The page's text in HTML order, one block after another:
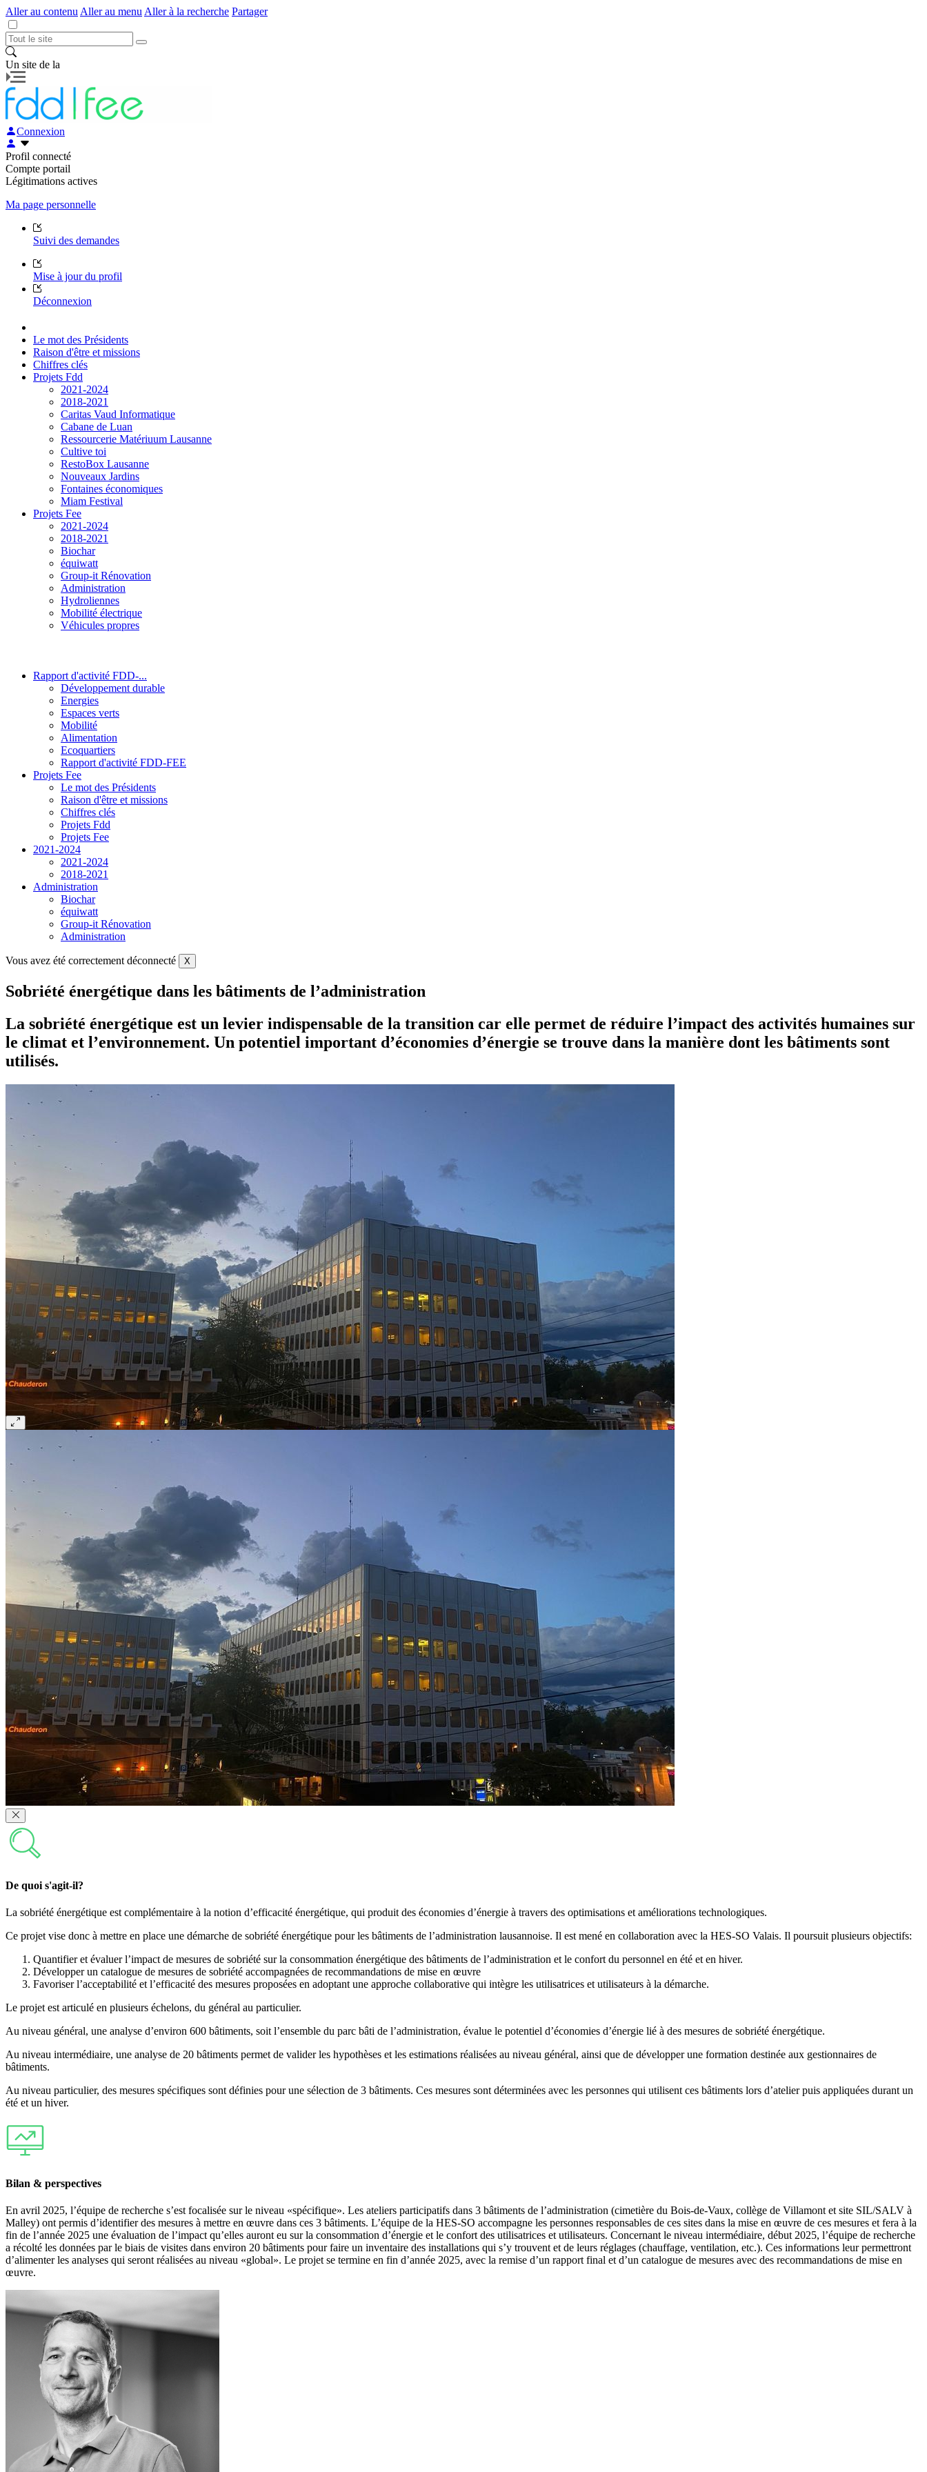
Aller au contenu Aller au menu Aller à la recherche Partager
Un site de la
Connexion
Profil connecté
Compte portail
Légitimations actives
Ma page personnelle
Suivi des demandes
Mise à jour du profil
Déconnexion
Le mot des Présidents
Raison d'être et missions
Chiffres clés
Projets Fdd
2021-2024
2018-2021
Caritas Vaud Informatique
Cabane de Luan
Ressourcerie Matériuum Lausanne
Cultive toi
RestoBox Lausanne
Nouveaux Jardins
Fontaines économiques
Miam Festival
Projets Fee
2021-2024
2018-2021
Biochar
équiwatt
Group-it Rénovation
Administration
Hydroliennes
Mobilité électrique
Véhicules propres
Rapport d'activité FDD-...
Développement durable
Energies
Espaces verts
Mobilité
Alimentation
Ecoquartiers
Rapport d'activité FDD-FEE
Projets Fee
Le mot des Présidents
Raison d'être et missions
Chiffres clés
Projets Fdd
Projets Fee
2021-2024
2021-2024
2018-2021
Administration
Biochar
équiwatt
Group-it Rénovation
Administration
Vous avez été correctement déconnecté X
Sobriété énergétique dans les bâtiments de l’administration
La sobriété énergétique est un levier indispensable de la transition car elle permet de réduire l’impact des activités humaines sur
le climat et l’environnement. Un potentiel important d’économies d’énergie se trouve dans la manière dont les bâtiments sont
utilisés.
De quoi s'agit-il?
La sobriété énergétique est complémentaire à la notion d’efficacité énergétique, qui produit des économies d’énergie à travers des optimisations et améliorations technologiques.
Ce projet vise donc à mettre en place une démarche de sobriété énergétique pour les bâtiments de l’administration lausannoise. Il est mené en collaboration avec la HES-SO Valais. Il poursuit plusieurs objectifs:
Quantifier et évaluer l’impact de mesures de sobriété sur la consommation énergétique des bâtiments de l’administration et le confort du personnel en été et en hiver.
Développer un catalogue de mesures de sobriété accompagnées de recommandations de mise en œuvre
Favoriser l’acceptabilité et l’efficacité des mesures proposées en adoptant une approche collaborative qui intègre les utilisatrices et utilisateurs à la démarche.
Le projet est articulé en plusieurs échelons, du général au particulier.
Au niveau général, une analyse d’environ 600 bâtiments, soit l’ensemble du parc bâti de l’administration, évalue le potentiel d’économies d’énergie lié à des mesures de sobriété énergétique.
Au niveau intermédiaire, une analyse de 20 bâtiments permet de valider les hypothèses et les estimations réalisées au niveau général, ainsi que de développer une formation destinée aux gestionnaires de
bâtiments.
Au niveau particulier, des mesures spécifiques sont définies pour une sélection de 3 bâtiments. Ces mesures sont déterminées avec les personnes qui utilisent ces bâtiments lors d’atelier puis appliquées durant un
été et un hiver.
Bilan & perspectives
En avril 2025, l’équipe de recherche s’est focalisée sur le niveau «spécifique». Les ateliers participatifs dans 3 bâtiments de l’administration (cimetière du Bois-de-Vaux, collège de Villamont et site SIL/SALV à
Malley) ont permis d’identifier des mesures à mettre en œuvre dans ces 3 bâtiments. L’équipe de la HES-SO accompagne les personnes responsables de ces sites dans la mise en œuvre de ces mesures et fera à la
fin de l’année 2025 une évaluation de l’impact qu’elles auront eu sur la consommation d’énergie et le confort des utilisatrices et utilisateurs. Concernant le niveau intermédiaire, début 2025, l’équipe de recherche
a récolté les données par le biais de visites dans environ 20 bâtiments pour faire un inventaire des installations qui s’y trouvent et de leurs réglages (chauffage, ventilation, etc.). Ces informations leur permettront
d’alimenter les analyses qui seront réalisées au niveau «global». Le projet se termine en fin d’année 2025, avec la remise d’un rapport final et d’un catalogue de mesures avec des recommandations de mise en
œuvre.